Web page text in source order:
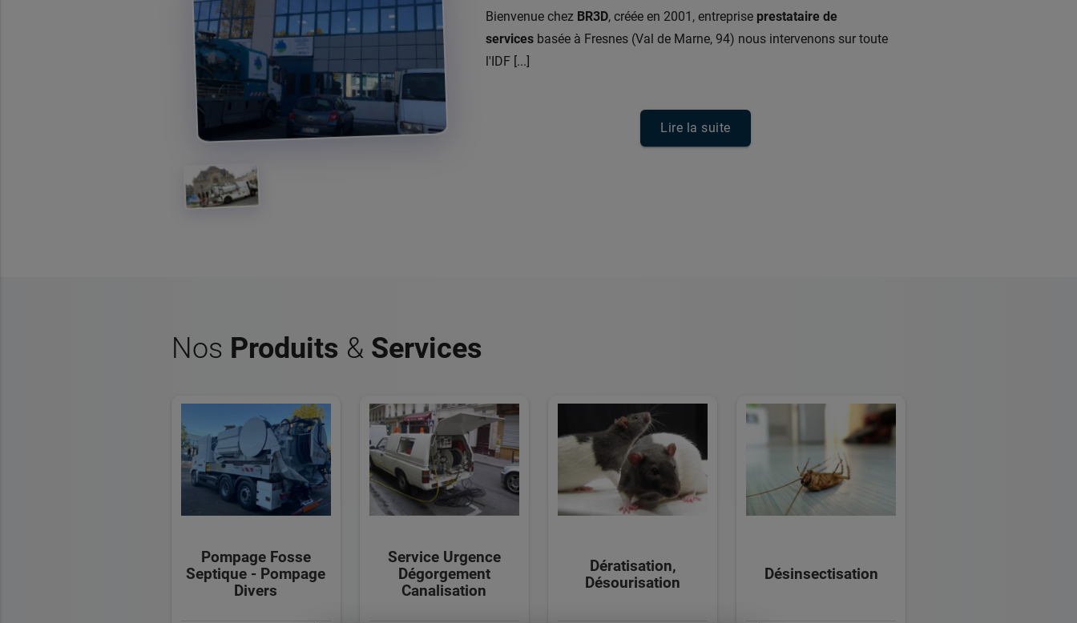
Bienvenue chez BR3D, créée en 2001, entreprise prestataire de
servicesbasée à Fresnes (Val de Marne, 94) nous intervenons sur toute
l'IDF [...]
Lire la suite
Nos Produits & Services
Pompage Fosse
Septique - Pompage
Divers
Service Urgence
Dégorgement
Canalisation
Dératisation,
Désourisation
Désinsectisation